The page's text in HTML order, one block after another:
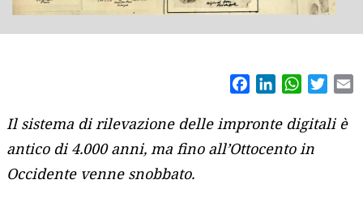
FacebookLinkedIn
Il sistema di rilevazione delle impronte digitali è
antico di 4.000 anni, ma fino all’Ottocento in
Occidente venne snobbato.